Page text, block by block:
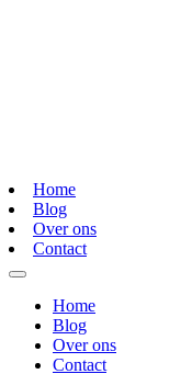
Home
Blog
Over ons
Contact
Home
Blog
Over ons
Contact